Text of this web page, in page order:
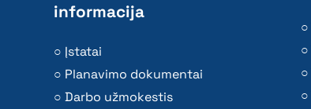
informacija
Įstatai
Planavimo dokumentai
Darbo užmokestis